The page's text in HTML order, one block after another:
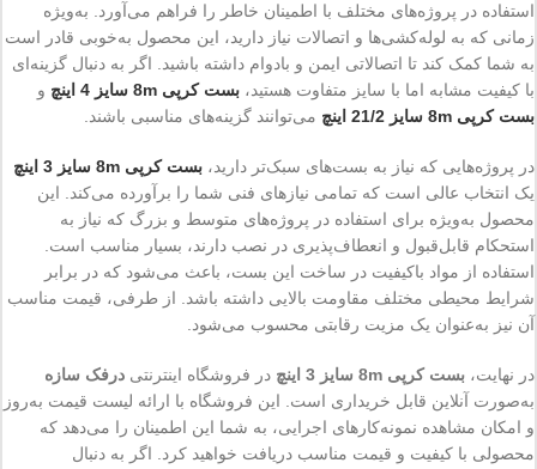
استفاده در پروژه‌های مختلف با اطمینان خاطر را فراهم می‌آورد. به‌ویژه
زمانی که به لوله‌کشی‌ها و اتصالات نیاز دارید، این محصول به‌خوبی قادر است
به شما کمک کند تا اتصالاتی ایمن و بادوام داشته باشید. اگر به دنبال گزینه‌ای
با کیفیت مشابه اما با سایز متفاوت هستید، بست کرپی 8m سایز 4 اینچ
و
بست کرپی 8m سایز 21/2 اینچ
می‌توانند گزینه‌های مناسبی باشند.
در پروژه‌هایی که نیاز به بست‌های سبک‌تر دارید، بست کرپی 8m سایز 3 اینچ
یک انتخاب عالی است که تمامی نیازهای فنی شما را برآورده می‌کند. این
محصول به‌ویژه برای استفاده در پروژه‌های متوسط و بزرگ که نیاز به
استحکام قابل‌قبول و انعطاف‌پذیری در نصب دارند، بسیار مناسب است.
استفاده از مواد باکیفیت در ساخت این بست، باعث می‌شود که در برابر
شرایط محیطی مختلف مقاومت بالایی داشته باشد. از طرفی، قیمت مناسب
آن نیز به‌عنوان یک مزیت رقابتی محسوب می‌شود.
در نهایت، بست کرپی 8m سایز 3 اینچ در فروشگاه اینترنتی درفک سازه
به‌صورت آنلاین قابل خریداری است. این فروشگاه با ارائه لیست قیمت به‌روز
و امکان مشاهده نمونه‌کارهای اجرایی، به شما این اطمینان را می‌دهد که
محصولی با کیفیت و قیمت مناسب دریافت خواهید کرد. اگر به دنبال